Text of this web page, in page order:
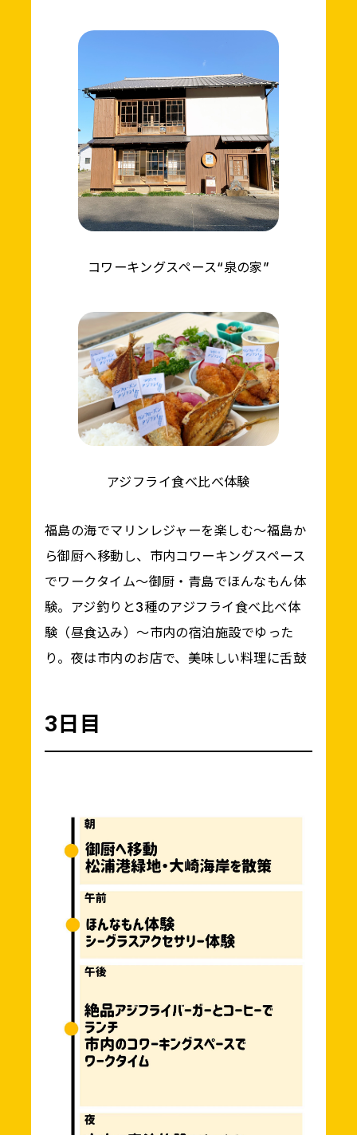
コワーキングスペース“泉の家”
アジフライ食べ比べ体験
福島の海でマリンレジャーを楽しむ～福島か
ら御厨へ移動し、市内コワーキングスペース
でワークタイム～御厨・青島でほんなもん体
験。アジ釣りと3種のアジフライ食べ比べ体
験（昼食込み）～市内の宿泊施設でゆった
り。夜は市内のお店で、美味しい料理に舌鼓
3日目